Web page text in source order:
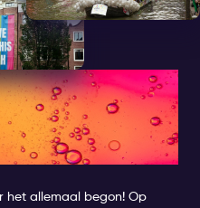
GAY
het allemaal begon! Op